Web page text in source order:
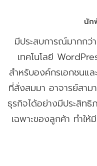
นัก
มีประสบการณ์มากกว่
เทคโนโลยี
สำหรับองค์กรเอกชนแ
ที่สั่งสมมา อาจารย์สาม
ธุรกิจได้อย่างมีประสิท
เฉพาะของลูกค้า ทำใ